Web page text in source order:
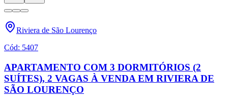
Riviera de São Lourenço
Cód: 5407
APARTAMENTO COM 3 DORMITÓRIOS (2
SUÍTES), 2 VAGAS À VENDA EM RIVIERA DE
SÃO LOURENÇO